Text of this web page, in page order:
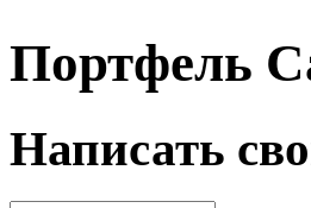
Портфель
Написать